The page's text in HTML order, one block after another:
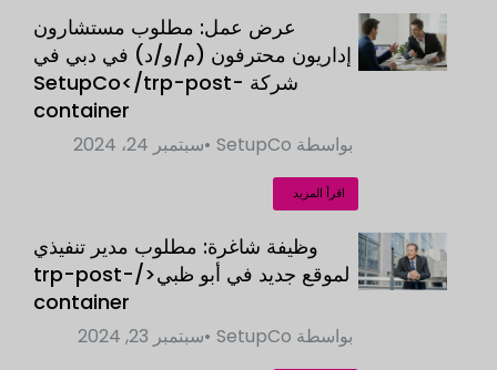
عرض عمل: مطلوب مستشارون
إداريون محترفون (م/و/د) في دبي في
شركة SetupCo</trp-post-
container
بواسطة SetupCo سبتمبر 24، 2024
اقرأ المزيد
وظيفة شاغرة: مطلوب مدير تنفيذي
لموقع جديد في أبو ظبي</trp-post-
container
بواسطة SetupCo سبتمبر 23, 2024